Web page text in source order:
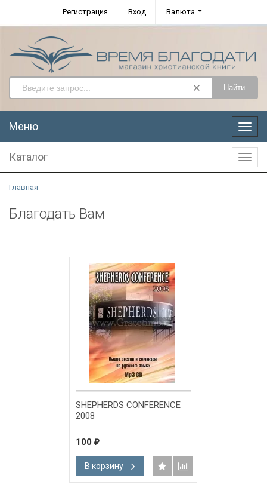
Регистрация Вход Валюта
Найти
Меню
Меню
Каталог
Главная
Благодать Вам
SHEPHERDS CONFERENCE
2008
100 ₽
В корзину